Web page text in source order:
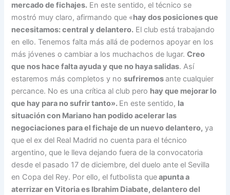
mercado de fichajes. En este sentido, el técnico se
mostró muy claro, afirmando que «hay dos posiciones que
necesitamos: central y delantero. El club está trabajando
en ello. Tenemos falta más allá de podernos apoyar en los
más jóvenes o cambiar a los muchachos de lugar.Creo
que nos hace falta ayuda y que no haya salidas. Así
estaremos más completos y nosufriremosante cualquier
percance. No es una crítica al club pero hay que mejorar lo
que hay para no sufrir tanto». En este sentido, la
situación con Mariano han podido acelerar las
negociaciones para el fichaje de un nuevo delantero, ya
que el ex del Real Madrid no cuenta para el técnico
argentino, que le lleva dejando fuera de la convocatoria
desde el pasado 17 de diciembre, del duelo ante el Sevilla
en Copa del Rey. Por ello, el futbolista queapunta a
aterrizar en Vitoria es Ibrahim Diabate, delantero del